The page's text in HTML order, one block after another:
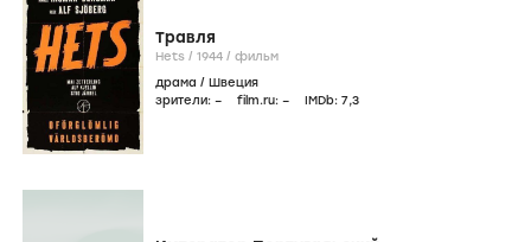
Травля
Hets / 1944 / фильм
драма / Швеция
зрители: – film.ru: – IMDb: 7,3